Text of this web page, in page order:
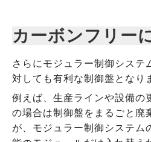
カーボンフリー
さらにモジュラー制御システ
対しても有利な制御盤となり
例えば、生産ラインや設備の
の場合は制御盤をまるごと廃
が、モジュラー制御システム